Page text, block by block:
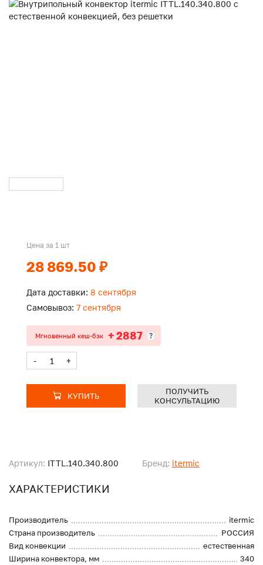
Артикул: ITTL.140.340.800 Бренд: itermic
ХАРАКТЕРИСТИКИ
Производитель
itermic
Страна производитель
РОССИЯ
Вид конвекции
естественная
Ширина конвектора, мм
340
Цена за 1 шт
28 869.50 ₽
Дата доставки: 8 сентября
Самовывоз: 7 сентября
Мгновенный кеш-бэк + 2887 ?
- +
КУПИТЬ
ПОЛУЧИТЬ
КОНСУЛЬТАЦИЮ